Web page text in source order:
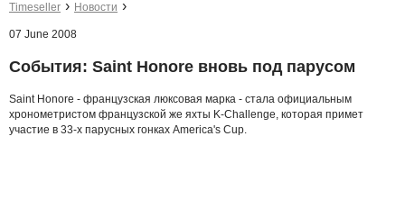
Timeseller Новости
07 June 2008
События: Saint Honore вновь под парусом
Saint Honore - французская люксовая марка - стала официальным
хронометристом французской же яхты K-Challenge, которая примет
участие в 33-х парусных гонках America's Cup.